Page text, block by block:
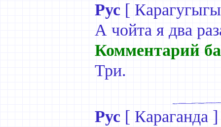
Рус [
А чойта я два
Комментарий
Три.
Рус [ Караганда ]